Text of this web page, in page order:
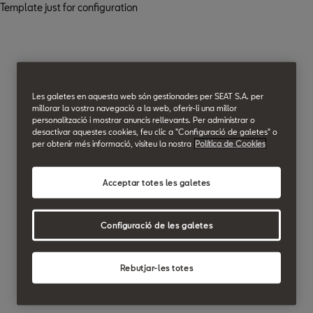
Template just for configuration
Les galetes en aquesta web són gestionades per SEAT S.A. per
millorar la vostra navegació a la web, oferir-li una millor
personalització i mostrar anuncis rellevants. Per administrar o
desactivar aquestes cookies, feu clic a "Configuració de galetes" o
per obtenir més informació, visiteu la nostra Política de Cookies
Rebutjar-les totes
Acceptar totes les galetes
Configuració de les galetes